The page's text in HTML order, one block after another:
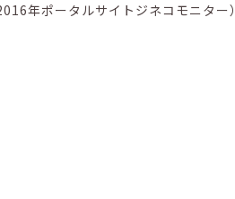
年ポータルサイトジネコモニター）